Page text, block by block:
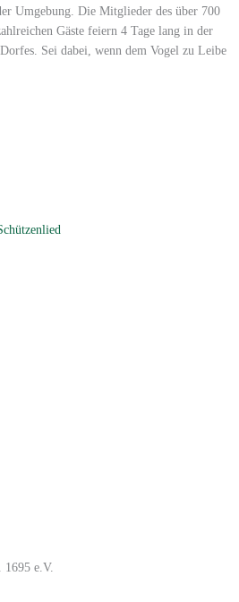
Umgebung. Die Mitglieder des über 700
Gäste feiern 4 Tage lang in der
Sei dabei, wenn dem Vogel zu Leibe
e.V.